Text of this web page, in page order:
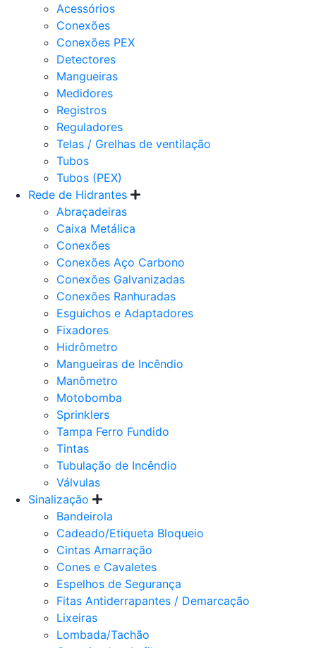
Acessórios
Conexões
Conexões PEX
Detectores
Mangueiras
Medidores
Registros
Reguladores
Telas / Grelhas de ventilação
Tubos
Tubos (PEX)
Rede de Hidrantes
Abraçadeiras
Caixa Metálica
Conexões
Conexões Aço Carbono
Conexões Galvanizadas
Conexões Ranhuradas
Esguichos e Adaptadores
Fixadores
Hidrômetro
Mangueiras de Incêndio
Manômetro
Motobomba
Sprinklers
Tampa Ferro Fundido
Tintas
Tubulação de Incêndio
Válvulas
Sinalização
Bandeirola
Cadeado/Etiqueta Bloqueio
Cintas Amarração
Cones e Cavaletes
Espelhos de Segurança
Fitas Antiderrapantes / Demarcação
Lixeiras
Lombada/Tachão